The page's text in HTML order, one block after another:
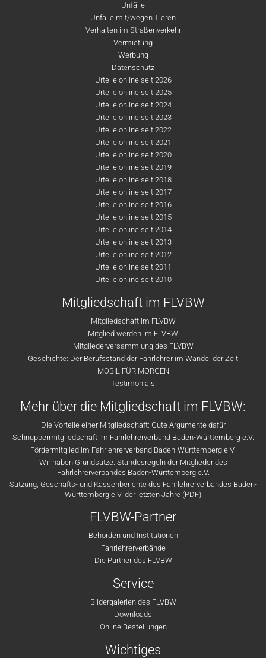
Unfälle
Unfälle mit/wegen Tieren
Verhalten im Straßenverkehr
Vermietung
Werbung
Datenschutz
Urteile online seit 2026
Urteile online seit 2025
Urteile online seit 2024
Urteile online seit 2023
Urteile online seit 2022
Urteile online seit 2021
Urteile online seit 2020
Urteile online seit 2019
Urteile online seit 2018
Urteile online seit 2017
Urteile online seit 2016
Urteile online seit 2015
Urteile online seit 2014
Urteile online seit 2013
Urteile online seit 2012
Urteile online seit 2011
Urteile online seit 2010
Mitgliedschaft im FLVBW
Mitgliedschaft im FLVBW
Mitglied werden im FLVBW
Mitgliederversammlung des FLVBW
Geschichte: Der Berufsstand der Fahrlehrer im Wandel der Zeit
MOBIL FÜR MORGEN
Testimonials
Mehr über die Mitgliedschaft im FLVBW:
Die Vorteile einer Mitgliedschaft: Gute Argumente dafür
Schnuppermitgliedschaft im Fahrlehrerverband Baden-Württemberg e.V.
Fördermitglied im Fahrlehrerverband Baden-Württemberg e.V.
Wir haben Grundsätze: Standesregeln der Mitglieder des
Fahrlehrerverbandes Baden-Württemberg e.V.
Satzung, Geschäfts- und Kassenberichte des Fahrlehrerverbandes Baden-
Württemberg e.V. der letzten Jahre (PDF)
FLVBW-Partner
Behörden und Institutionen
Fahrlehrerverbände
Die Partner des FLVBW
Service
Bildergalerien des FLVBW
Downloads
Online Bestellungen
Wichtiges